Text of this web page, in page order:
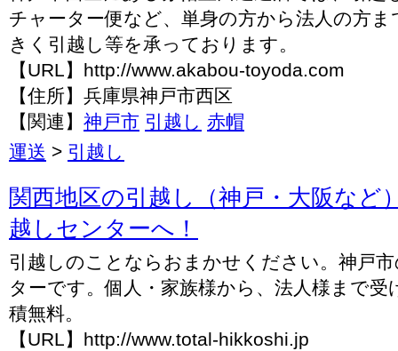
チャーター便など、単身の方から法人の方
きく引越し等を承っております。
【URL】http://www.akabou-toyoda.com
【住所】兵庫県神戸市西区
【関連】 神戸市 引越し 赤帽
運送 > 引越し
関西地区の引越し（神戸・大阪など
越しセンターへ！
引越しのことならおまかせください。神戸
ターです。個人・家族様から、法人様まで
積無料。
【URL】http://www.total-hikkoshi.jp